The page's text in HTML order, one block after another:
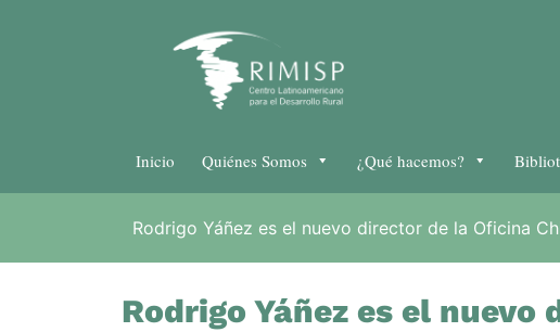
Inicio Quiénes Somos ¿Qué hacemos?
Rodrigo Yáñez es el nuevo director de la Oficina
Rodrigo Yáñez es el